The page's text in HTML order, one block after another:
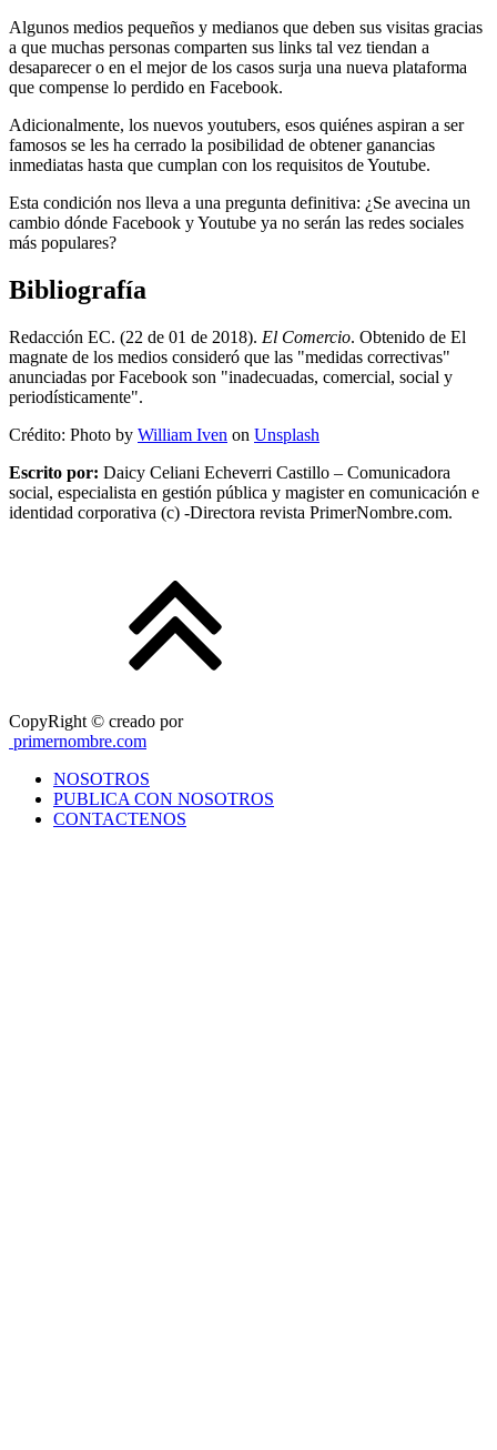
Algunos medios pequeños y medianos que deben sus visitas gracias
a que muchas personas comparten sus links tal vez tiendan a
desaparecer o en el mejor de los casos surja una nueva plataforma
que compense lo perdido en Facebook.
Adicionalmente, los nuevos youtubers, esos quiénes aspiran a ser
famosos se les ha cerrado la posibilidad de obtener ganancias
inmediatas hasta que cumplan con los requisitos de Youtube.
Esta condición nos lleva a una pregunta definitiva: ¿Se avecina un
cambio dónde Facebook y Youtube ya no serán las redes sociales
más populares?
Bibliografía
Redacción EC. (22 de 01 de 2018). El Comercio. Obtenido de El
magnate de los medios consideró que las "medidas correctivas"
anunciadas por Facebook son "inadecuadas, comercial, social y
periodísticamente".
Crédito: Photo by William Iven on Unsplash
Escrito por: Daicy Celiani Echeverri Castillo – Comunicadora
social, especialista en gestión pública y magister en comunicación e
identidad corporativa (c) -Directora revista PrimerNombre.com.
CopyRight © creado por
primernombre.com
NOSOTROS
PUBLICA CON NOSOTROS
CONTACTENOS